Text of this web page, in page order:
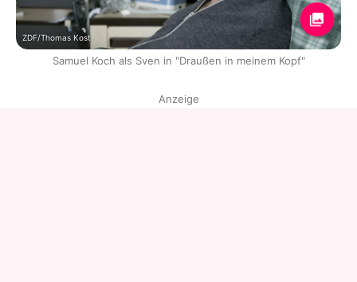
ZDF/Thomas Kost
Samuel Koch als Sven in "Draußen in meinem Kopf"
Anzeige